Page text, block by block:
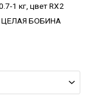
1 кг, цвет RX2
ЦЕЛАЯ БОБИНА